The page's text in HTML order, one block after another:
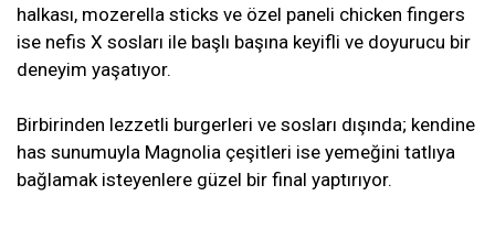
halkası, mozerella sticks ve özel paneli chicken fingers
ise nefis X sosları ile başlı başına keyifli ve doyurucu bir
deneyim yaşatıyor.
Birbirinden lezzetli burgerleri ve sosları dışında; kendine
has sunumuyla Magnolia çeşitleri ise yemeğini tatlıya
bağlamak isteyenlere güzel bir final yaptırıyor.